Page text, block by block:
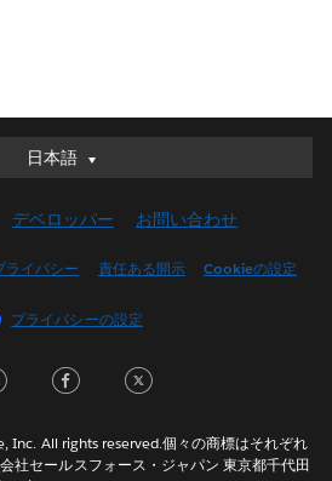
日本語
日本語
English (UK)
(Canada)
Italiano
Nederlands
デベロッパー お問い合わせ
ライバシー 責任ある開示 Cookieの設定
プライバシーの設定
n c i
Inc. All rights reserved.個々の商標はそれぞれ
社セールスフォース・ジャパン 東京都千代田